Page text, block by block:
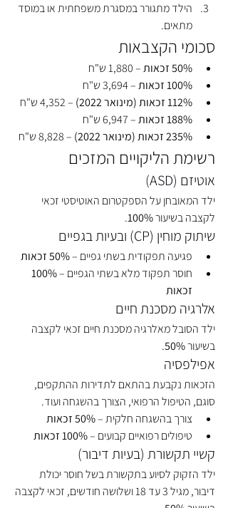
הילד מתגורר במסגרת משפחתית או במוסד
מתאים.
סכומי הקצבאות
50% זכאות
– 1,880 ש"ח
100% זכאות
– 3,694 ש"ח
112% זכאות (מינואר 2022)
– 4,352 ש"ח
188% זכאות
– 6,947 ש"ח
235% זכאות (מינואר 2022)
– 8,828 ש"ח
רשימת הליקויים המזכים
אוטיזם (ASD)
ילד המאובחן על הספקטרום האוטיסטי זכאי
לקצבה בשיעור 100%
.
שיתוק מוחין (CP) ובעיות בגפיים
פגיעה תפקודית בשתי גפיים – 50% זכאות
חוסר תפקוד מלא בשתי הגפיים –
זכאות
אלרגיה מסכנת חיים
ילד הסובל מאלרגיה מסכנת חיים זכאי לקצבה
בשיעור 50%
.
אפילפסיה
הזכאות נקבעת בהתאם לתדירות ההתקפים,
סוגם, הטיפול הרפואי, הצורך בהשגחה ועוד.
צורך בהשגחה חלקית – 50% זכאות
טיפולים רפואיים קבועים – 100% זכאות
קשיי תקשורת (בעיות דיבור)
ילד הזקוק לסיוע בתקשורת בשל חוסר יכולת
דיבור, מגיל 3 עד 18 ושלושה חודשים, זכאי לקצבה